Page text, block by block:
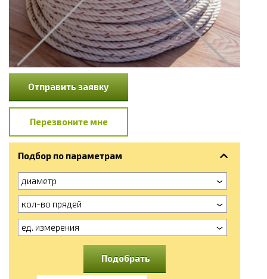
Отправить заявку
Перезвоните мне
Подбор по параметрам
диаметр
кол-во прядей
ед. измерения
Подобрать